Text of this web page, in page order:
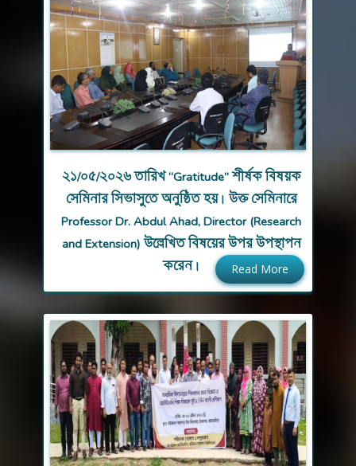
২১/০৫/২০২৬ তারিখ “Gratitude” শীর্ষক বিষয়ক
সেমিনার সিভাসুতে অনুষ্ঠিত হয়। উক্ত সেমিনারে
Professor Dr. Abdul Ahad, Director (Research
and Extension) উল্লেখিত বিষয়ের উপর উপস্থাপন
করেন।
Read More